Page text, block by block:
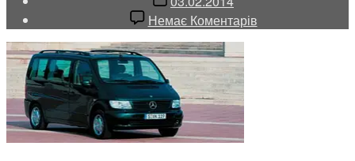
запису
Немає Коментарівдо